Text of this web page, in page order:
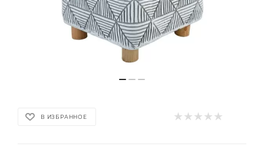
В ИЗБРАННОЕ